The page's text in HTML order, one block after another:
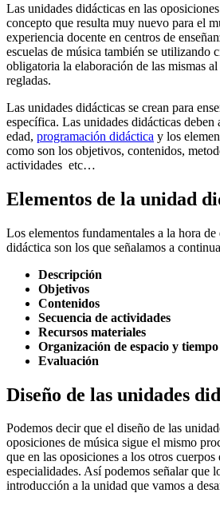
Las unidades didácticas en las
concepto que resulta muy nuevo para el
experiencia docente en centros de
escuelas de música también se utilizando
obligatoria la elaboración de las mismas al
regladas.
Las unidades didácticas se crean para
específica. Las unidades didácticas deben
edad, programación didáctica y los
como son los objetivos, contenidos,
actividades etc…
Elementos de la unidad
Los elementos fundamentales a la hora
didáctica son los que señalamos a
Descripción
Objetivos
Contenidos
Secuencia de actividades
Recursos materiales
Organización de espacio y tiempo
Evaluación
Diseño de las unidades
Podemos decir que el diseño de las
oposiciones de música sigue el mismo
que en las oposiciones a los otros cuerpos
especialidades. Así podemos señalar que
introducción a la unidad que vamos a